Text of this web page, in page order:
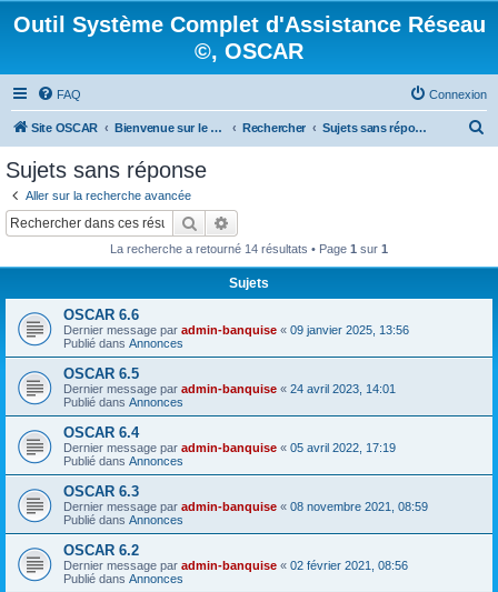
Outil Système Complet d'Assistance Réseau
©, OSCAR
FAQ Connexion
Site OSCAR Bienvenue sur le nouveau forum OSCAR Rechercher Sujets sans réponse
Sujets sans réponse
Aller sur la recherche avancée
Rechercher
La recherche a retourné 14 résultats • Page 1 sur 1
Sujets
OSCAR 6.6
Dernier message par admin-banquise « 09 janvier 2025, 13:56
Publié dans Annonces
OSCAR 6.5
Dernier message par admin-banquise « 24 avril 2023, 14:01
Publié dans Annonces
OSCAR 6.4
Dernier message par admin-banquise « 05 avril 2022, 17:19
Publié dans Annonces
OSCAR 6.3
Dernier message par admin-banquise « 08 novembre 2021, 08:59
Publié dans Annonces
OSCAR 6.2
Dernier message par admin-banquise « 02 février 2021, 08:56
Publié dans Annonces